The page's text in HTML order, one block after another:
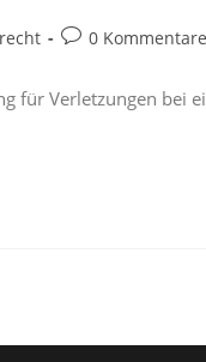
Beitrags-
0 Kommentare
für Verletzungen bei